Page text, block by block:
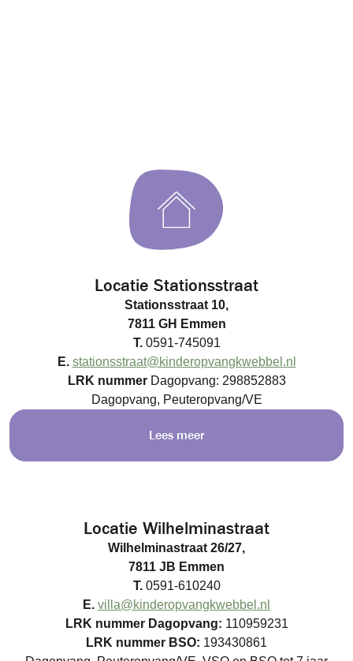
Locatie Stationsstraat
Stationsstraat 10,
7811 GH Emmen
T. 0591-745091
E. stationsstraat@kinderopvangkwebbel.nl
LRK nummerDagopvang: 298852883
Dagopvang, Peuteropvang/VE
Lees meer
Locatie Wilhelminastraat
Wilhelminastraat 26/27,
7811 JB Emmen
T. 0591-610240
E. villa@kinderopvangkwebbel.nl
LRK nummer Dagopvang: 110959231
LRK nummer BSO: 193430861